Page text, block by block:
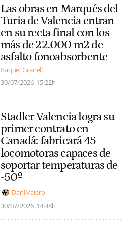
Las obras en Marqués del
Turia de Valencia entran
en su recta final con los
más de 22.000 m2 de
asfalto fonoabsorbente
Raquel Granell
30/07/2026 15:22h
Stadler Valencia logra su
primer contrato en
Canadá: fabricará 45
locomotoras capaces de
soportar temperaturas de
-50º
Dani Valero
30/07/2026 14:48h